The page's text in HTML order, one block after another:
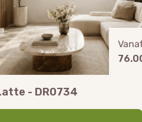
- DR0734